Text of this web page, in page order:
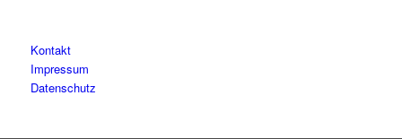
Kontakt
Impressum
Datenschutz